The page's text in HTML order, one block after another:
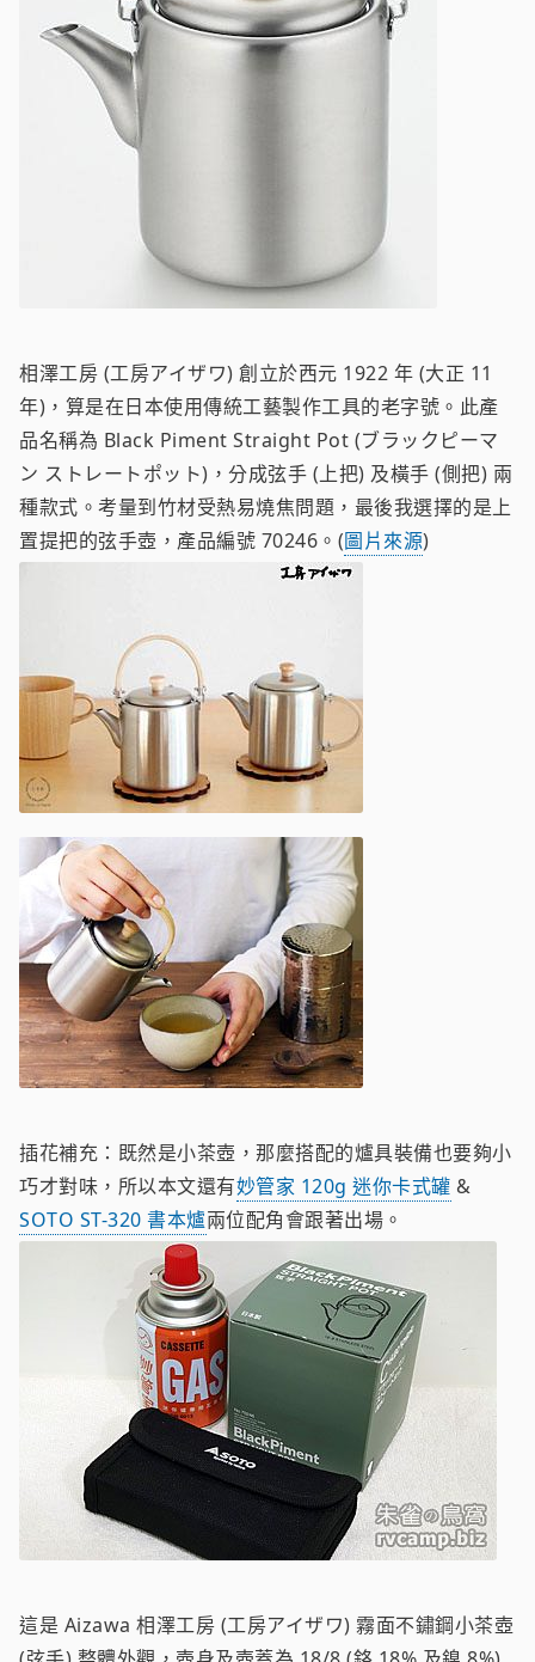
相澤工房 (工房アイザワ) 創立於西元 1922 年 (大正 11
年)，算是在日本使用傳統工藝製作工具的老字號。此產
品名稱為 Black Piment Straight Pot (ブラックピーマ
ン ストレートポット)，分成弦手 (上把) 及橫手 (側把) 兩
種款式。考量到竹材受熱易燒焦問題，最後我選擇的是上
置提把的弦手壺，產品編號 70246。(圖片來源)
插花補充：既然是小茶壺，那麼搭配的爐具裝備也要夠小
巧才對味，所以本文還有妙管家 120g 迷你卡式罐 &
SOTO ST-320 書本爐兩位配角會跟著出場。
這是 Aizawa 相澤工房 (工房アイザワ) 霧面不鏽鋼小茶壺